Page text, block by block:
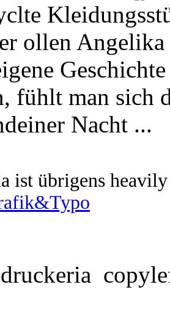
ollen
fühlt man sich
Nacht ...
ist übrigens